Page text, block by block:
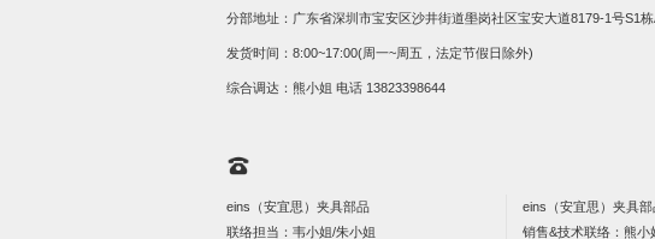
分部地址：广东省深圳市宝安区沙井街道壆岗社区宝安大道8179-1号S1栋
发货时间：8:00~17:00(周一~周五，法定节假日除外)
综合调达：熊小姐 电话 13823398644
eins（安宜思）夹具部品
联络担当：韦小姐/朱小姐
eins（安宜思）夹具部
销售&技术联络：熊小